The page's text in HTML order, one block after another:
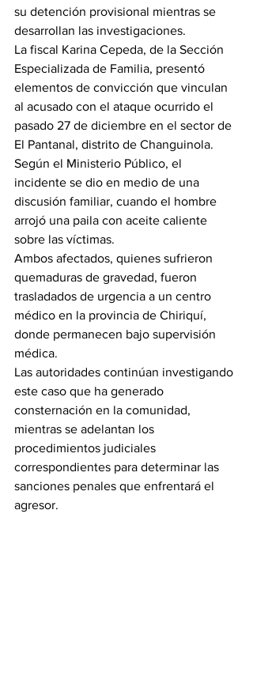
su detención provisional mientras se
desarrollan las investigaciones.
La fiscal Karina Cepeda, de la Sección
Especializada de Familia, presentó
elementos de convicción que vinculan
al acusado con el ataque ocurrido el
pasado 27 de diciembre en el sector de
El Pantanal, distrito de Changuinola.
Según el Ministerio Público, el
incidente se dio en medio de una
discusión familiar, cuando el hombre
arrojó una paila con aceite caliente
sobre las víctimas.
Ambos afectados, quienes sufrieron
quemaduras de gravedad, fueron
trasladados de urgencia a un centro
médico en la provincia de Chiriquí,
donde permanecen bajo supervisión
médica.
Las autoridades continúan investigando
este caso que ha generado
consternación en la comunidad,
mientras se adelantan los
procedimientos judiciales
correspondientes para determinar las
sanciones penales que enfrentará el
agresor.